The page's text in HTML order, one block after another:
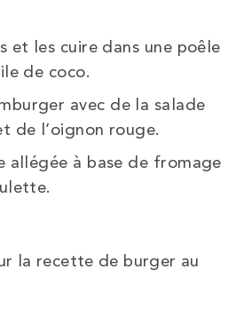
et les cuire dans une poêle
de coco.
avec de la salade
de l’oignon rouge.
allégée à base de fromage
la recette de burger au